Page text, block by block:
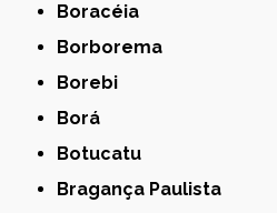
Boracéia
Borborema
Borebi
Borá
Botucatu
Bragança Paulista